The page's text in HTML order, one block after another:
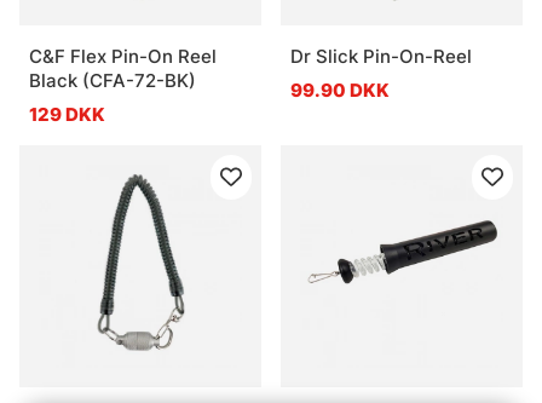
C&F Flex Pin-On Reel
Black (CFA-72-BK)
129 DKK
Dr Slick Pin-On-Reel
99.90 DKK